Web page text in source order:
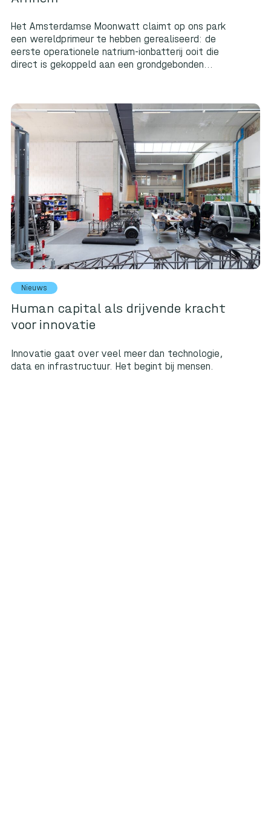
Het Amsterdamse Moonwatt claimt op ons park
een wereldprimeur te hebben gerealiseerd: de
eerste operationele natrium-ionbatterij ooit die
direct is gekoppeld aan een grondgebonden...
Nieuws
Human capital als drijvende kracht
voor innovatie
Innovatie gaat over veel meer dan technologie,
data en infrastructuur. Het begint bij mensen.